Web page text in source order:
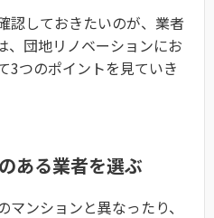
認しておきたいのが、業者
、団地リノベーションにお
3つのポイントを見ていき
ある業者を選ぶ
ンションと異なったり、